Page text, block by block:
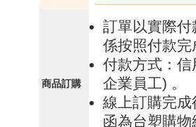
商品訂購
訂單以實際
係按照付款
付款方式：
企業員工) 。
線上訂購完
函為台塑購